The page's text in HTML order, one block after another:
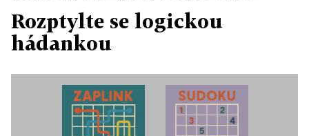
Rozptylte se logickou
hádankou